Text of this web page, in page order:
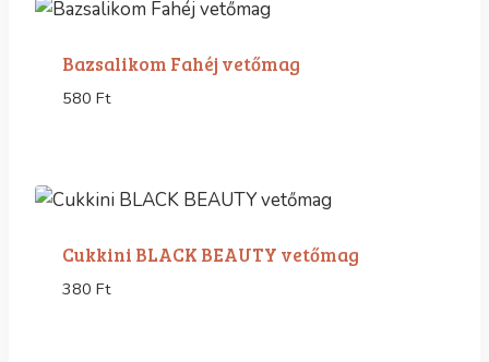
Bazsalikom Fahéj vetőmag
580 Ft
Cukkini BLACK BEAUTY vetőmag
380 Ft